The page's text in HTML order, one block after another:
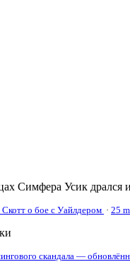
Симфера Усик дрался
о бое с Уайлдером · 25
скандала —